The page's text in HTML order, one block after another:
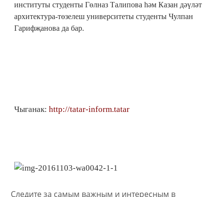
институты студенты Гөлназ Талипова һәм Казан дәүләт
архитектура-төзелеш университеты студенты Чулпан
Гарифҗанова да бар.
Чыганак: http://tatar-inform.tatar
Следите за самым важным и интересным в